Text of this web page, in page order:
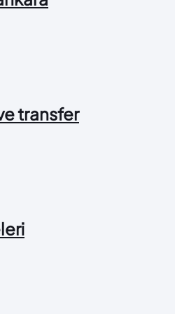
transfer